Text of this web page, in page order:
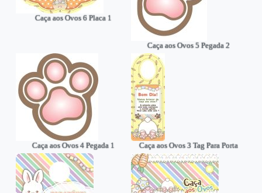
Caça aos Ovos 6 Placa 1
Caça aos Ovos 5 Pegada 2
Caça aos Ovos 4 Pegada 1 Caça aos Ovos 3 Tag Para Porta